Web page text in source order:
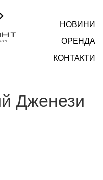
НОВИНИ
ОРЕНДА
КОНТАКТИ
Дженези